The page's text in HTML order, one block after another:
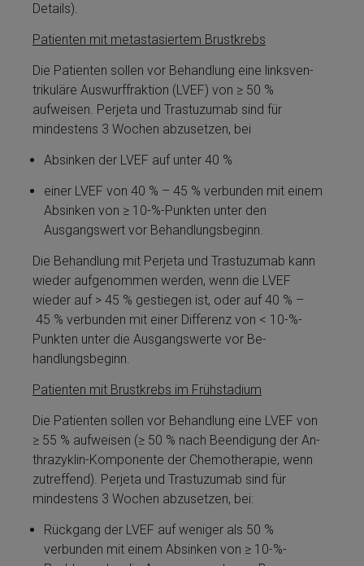
Details).
Patienten mit metastasiertem Brustkrebs
Die Patienten sollen vor Be­handlung eine links­ven­
trikuläre Aus­wurf­frak­tion (LVEF) von ≥ 50 %
aufweisen. Perjeta­ und Tras­tu­zu­mab sind für
mindestens 3 Wochen abzusetzen, bei
Absinken der LVEF auf unter 40 %
ei­ner LVEF von 40 % – 45 % verbunden mit ei­nem
Absinken von ≥ 10-%-Punkten unter den
Ausgangswert vor Be­handlungsbeginn.
Die Be­handlung mit Perjeta­ und Tras­tu­zu­mab kann
wieder aufgenommen werden, wenn die LVEF
wieder auf > 45 % gestiegen ist, oder auf 40 % –
45 % verbunden mit ei­ner Differenz von < 10-%-
Punkten unter die Ausgangswerte vor Be­
handlungsbeginn.
Patienten mit Brustkrebs im Frühstadium
Die Patienten sollen vor Be­handlung eine LVEF von
≥ 55 % aufweisen (≥ 50 % nach Beendigung der An­
thra­zy­klin-Komponente der Chemotherapie, wenn
zutreffend). Perjeta­ und Tras­tu­zu­mab sind für
mindestens 3 Wochen abzusetzen, bei:
Rückgang der LVEF auf weni­ger als 50 %
verbunden mit ei­nem Absinken von ≥ 10-%-